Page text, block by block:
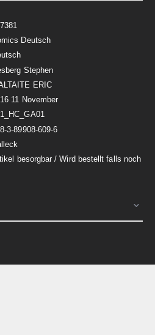
Deutsch
Stephen
ERIC
11 November
3-89908-609-6
besorgbar / Wird bestellt falls noch